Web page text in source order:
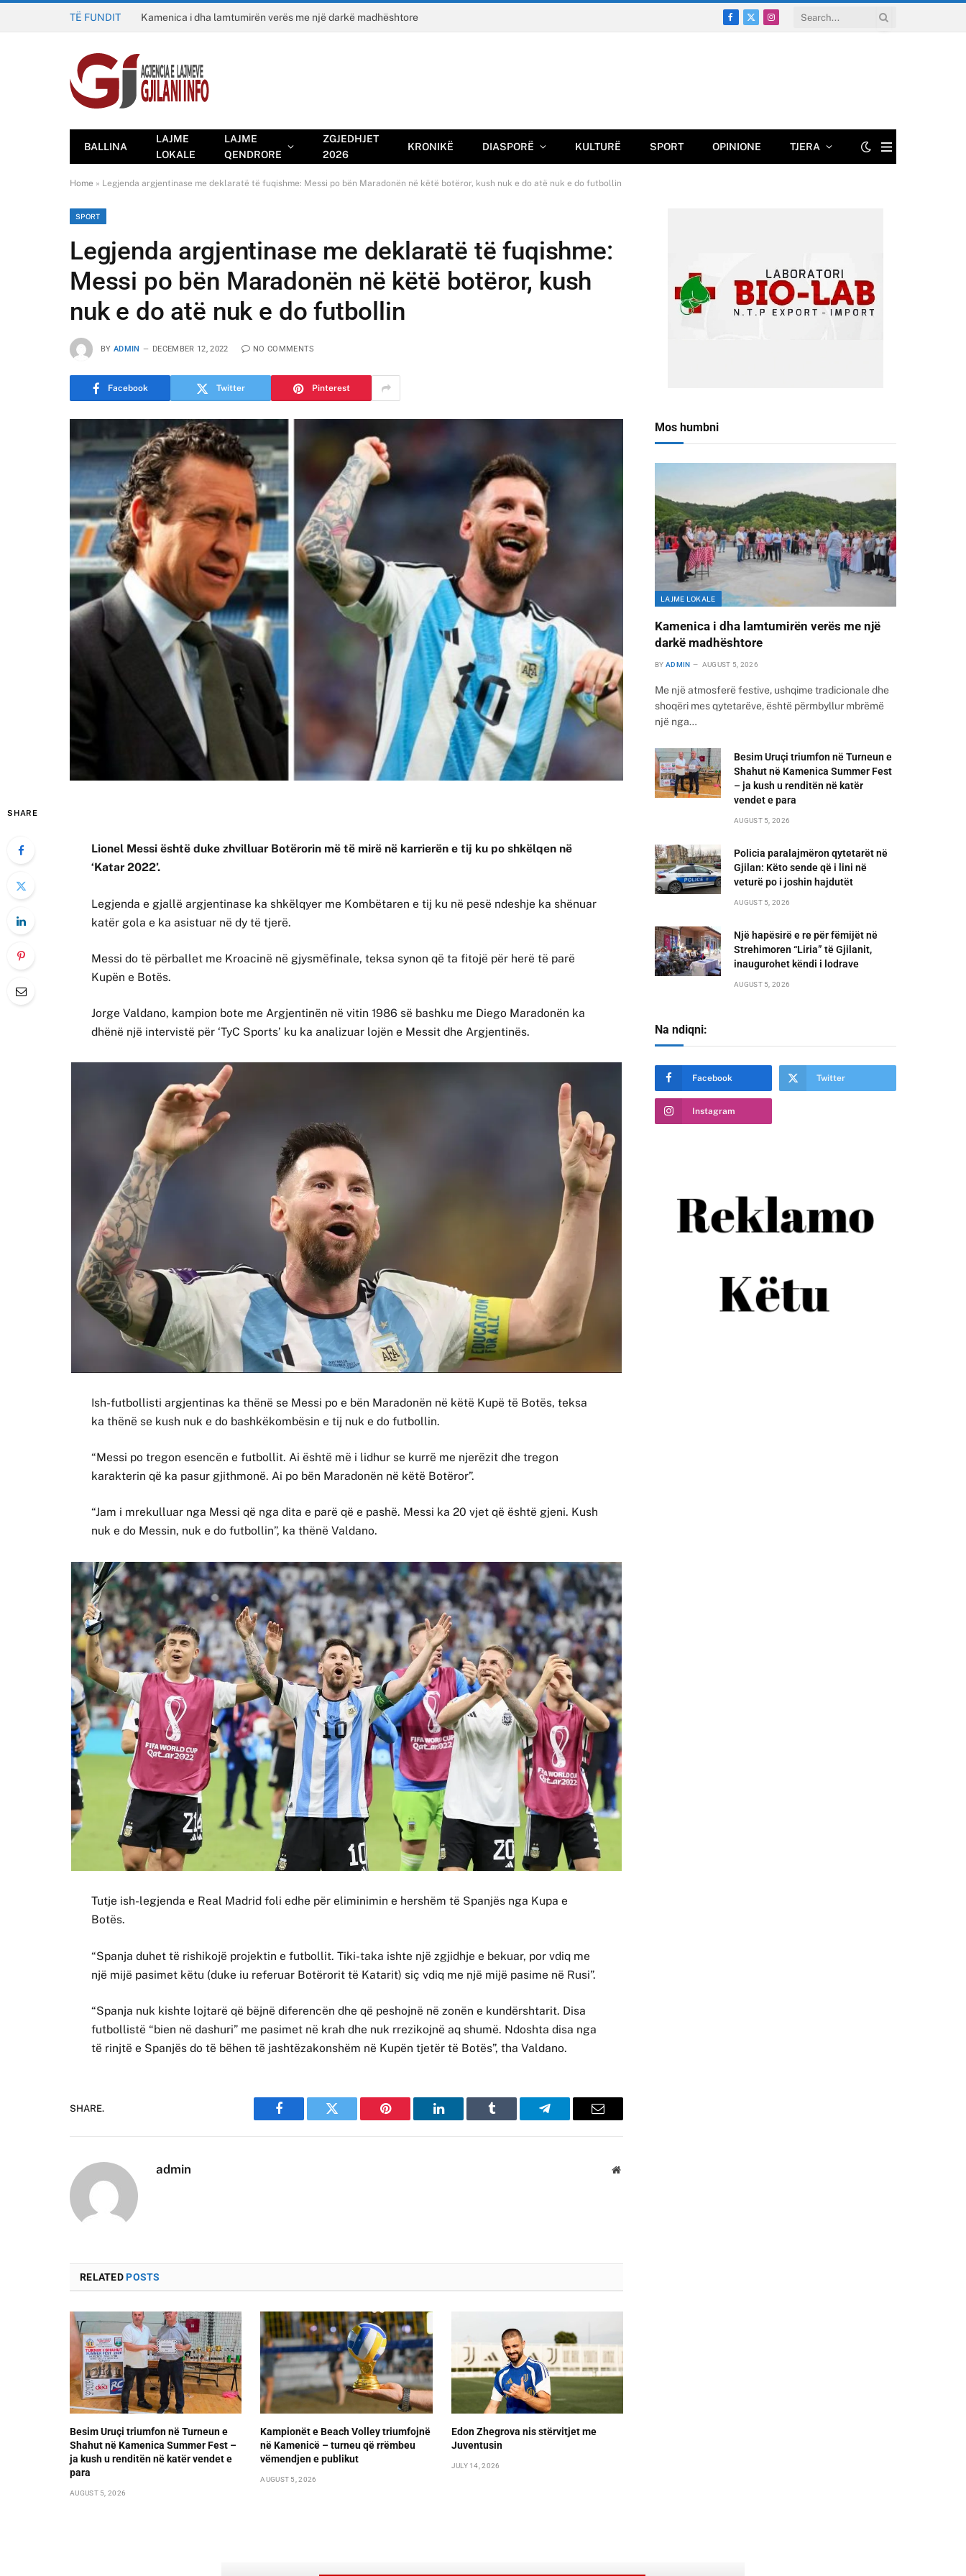
TË FUNDIT Kamenica i dha lamtumirën verës me një darkë madhështore
Facebook
X
Instagram
BALLINA
LAJME
LOKALE
LAJME
QENDRORE
ZGJEDHJET
2026
KRONIKË DIASPORË KULTURË SPORT OPINIONE TJERA
Home » Legjenda argjentinase me deklaratë të fuqishme: Messi po bën Maradonën në këtë botëror, kush nuk e do atë nuk e do futbollin
SPORT
Legjenda argjentinase me deklaratë të fuqishme:
Messi po bën Maradonën në këtë botëror, kush
nuk e do atë nuk e do futbollin
BY ADMIN DECEMBER 12, 2022 NO COMMENTS
Facebook Twitter Pinterest
SHARE
Lionel Messi është duke zhvilluar Botërorin më të mirë në karrierën e tij ku po shkëlqen në
‘Katar 2022’.
Legjenda e gjallë argjentinase ka shkëlqyer me Kombëtaren e tij ku në pesë ndeshje ka shënuar
katër gola e ka asistuar në dy të tjerë.
Messi do të përballet me Kroacinë në gjysmëfinale, teksa synon që ta fitojë për herë të parë
Kupën e Botës.
Jorge Valdano, kampion bote me Argjentinën në vitin 1986 së bashku me Diego Maradonën ka
dhënë një intervistë për ‘TyC Sports’ ku ka analizuar lojën e Messit dhe Argjentinës.
Ish-futbollisti argjentinas ka thënë se Messi po e bën Maradonën në këtë Kupë të Botës, teksa
ka thënë se kush nuk e do bashkëkombësin e tij nuk e do futbollin.
“Messi po tregon esencën e futbollit. Ai është më i lidhur se kurrë me njerëzit dhe tregon
karakterin që ka pasur gjithmonë. Ai po bën Maradonën në këtë Botëror”.
“Jam i mrekulluar nga Messi që nga dita e parë që e pashë. Messi ka 20 vjet që është gjeni. Kush
nuk e do Messin, nuk e do futbollin”, ka thënë Valdano.
Tutje ish-legjenda e Real Madrid foli edhe për eliminimin e hershëm të Spanjës nga Kupa e
Botës.
“Spanja duhet të rishikojë projektin e futbollit. Tiki-taka ishte një zgjidhje e bekuar, por vdiq me
një mijë pasimet këtu (duke iu referuar Botërorit të Katarit) siç vdiq me një mijë pasime në Rusi”.
“Spanja nuk kishte lojtarë që bëjnë diferencën dhe që peshojnë në zonën e kundërshtarit. Disa
futbollistë “bien në dashuri” me pasimet në krah dhe nuk rrezikojnë aq shumë. Ndoshta disa nga
të rinjtë e Spanjës do të bëhen të jashtëzakonshëm në Kupën tjetër të Botës”, tha Valdano.
SHARE.
Facebook Twitter Pinterest LinkedIn Tumblr Telegram Email
admin Website
RELATEDPOSTS
Besim Uruçi triumfon në Turneun e
Shahut në Kamenica Summer Fest –
ja kush u renditën në katër vendet e
para
AUGUST 5, 2026
Kampionët e Beach Volley triumfojnë
në Kamenicë – turneu që rrëmbeu
vëmendjen e publikut
AUGUST 5, 2026
Edon Zhegrova nis stërvitjet me
Juventusin
JULY 14, 2026
Mos humbni
LAJME LOKALE
Kamenica i dha lamtumirën verës me një
darkë madhështore
BY ADMIN AUGUST 5, 2026
Me një atmosferë festive, ushqime tradicionale dhe
shoqëri mes qytetarëve, është përmbyllur mbrëmë
një nga…
Besim Uruçi triumfon në Turneun e
Shahut në Kamenica Summer Fest
– ja kush u renditën në katër
vendet e para
AUGUST 5, 2026
Policia paralajmëron qytetarët në
Gjilan: Këto sende që i lini në
veturë po i joshin hajdutët
AUGUST 5, 2026
Një hapësirë e re për fëmijët në
Strehimoren “Liria” të Gjilanit,
inaugurohet këndi i lodrave
AUGUST 5, 2026
Na ndiqni:
Facebook Twitter
Instagram